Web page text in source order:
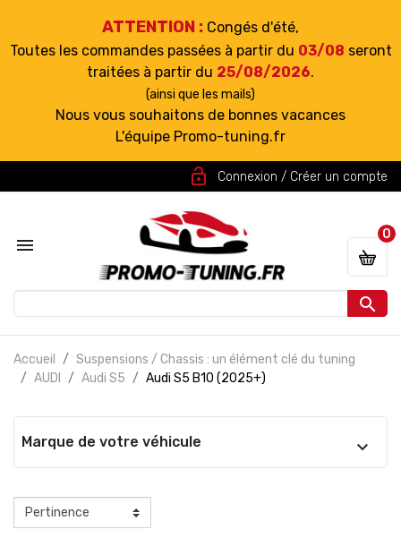
ATTENTION : Congés d'été,
Toutes les commandes passées à partir du 03/08 seront
traitées à partir du 25/08/2026.
(ainsi que les mails)
Nous vous souhaitons de bonnes vacances
L'équipe Promo-tuning.fr
lock_open Connexion / Créer un compte


0
Accueil
Suspensions / Chassis : un élément clé du tuning
AUDI
Audi S5 Audi S5 B10 (2025+)
Marque de votre véhicule